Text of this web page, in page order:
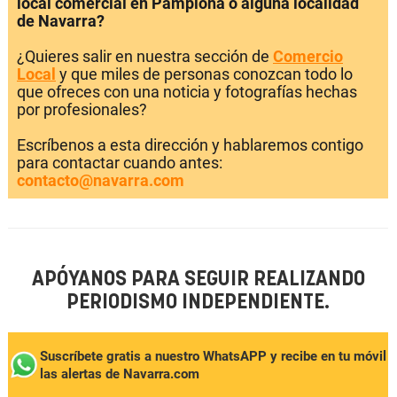
de Navarra?
¿Quieres salir en nuestra sección de Comercio
Local y que miles de personas conozcan todo lo
que ofreces con una noticia y fotografías hechas
por profesionales?
Escríbenos a esta dirección y hablaremos contigo
para contactar cuando antes:
contacto@navarra.com
APÓYANOS PARA SEGUIR REALIZANDO
PERIODISMO INDEPENDIENTE.
Suscríbete gratis a nuestro WhatsAPP y recibe en tu móvil
las alertas de Navarra.com